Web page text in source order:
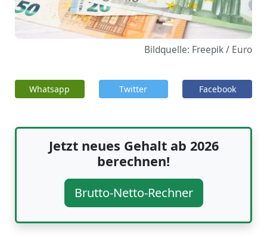
Bildquelle: Freepik / Euro
Whatsapp Twitter Facebook
Jetzt neues Gehalt ab 2026
berechnen!
Brutto-Netto-Rechner